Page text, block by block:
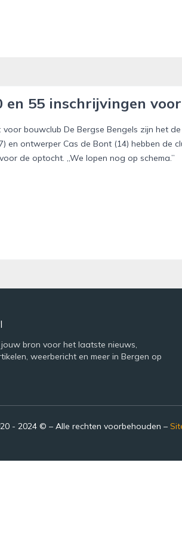
en 55 inschrijvingen
bouwclub De Bergse Bengels zijn het
en ontwerper Cas de Bont (14) hebben de
de optocht. „We lopen nog op schema.”
bron voor het laatste nieuws,
weerbericht en meer in Bergen op
- 2024 © – Alle rechten voorbehouden –